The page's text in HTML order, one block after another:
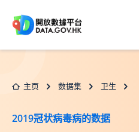
主页 数据集 卫生
2019冠状病毒病的数据